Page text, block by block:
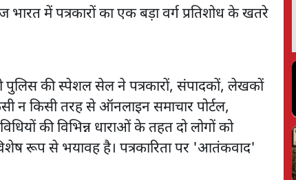
में पत्रकारों का एक बड़ा वर्ग प्रतिशोध के खतरे
पुलिस की स्पेशल सेल ने पत्रकारों, संपादकों, लेखकों
न किसी तरह से ऑनलाइन समाचार पोर्टल,
की विभिन्न धाराओं के तहत दो लोगों को
विशेष रूप से भयावह है। पत्रकारिता पर 'आतंकवाद'